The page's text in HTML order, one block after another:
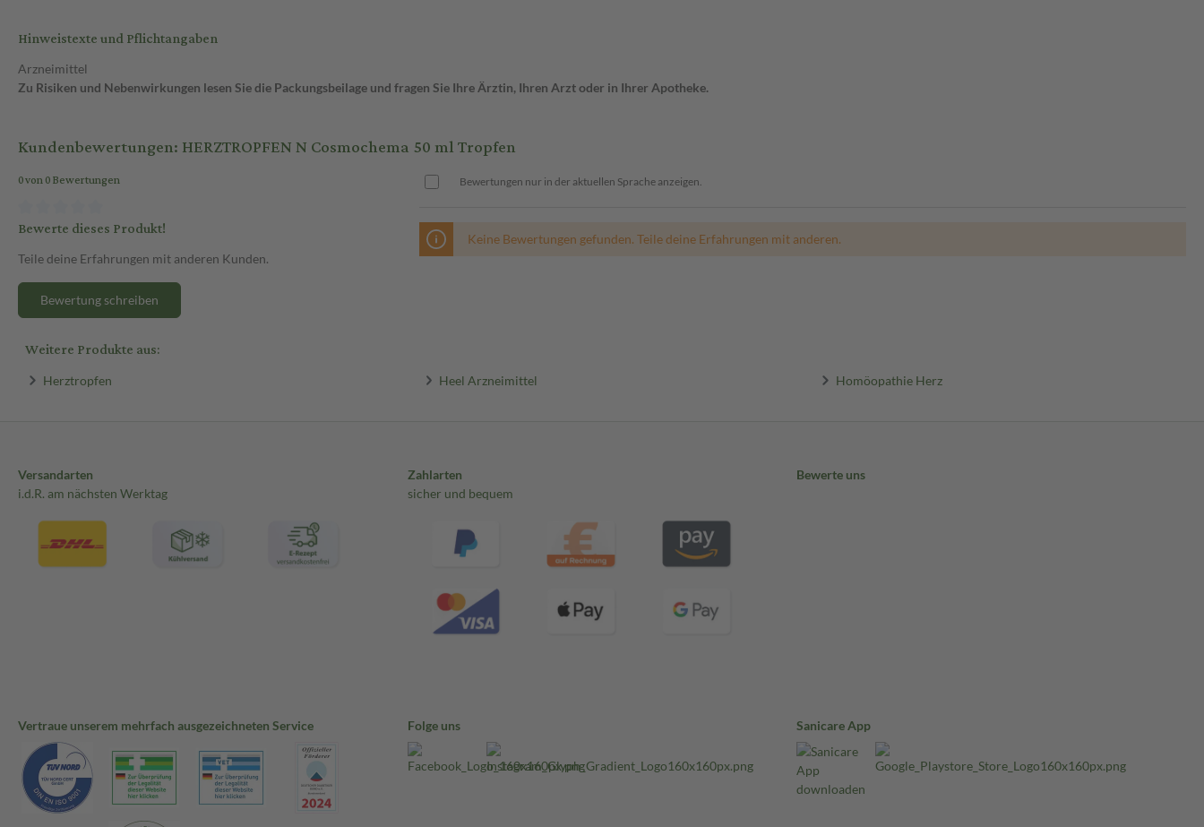
Hinweistexte und Pflichtangaben
Arzneimittel
Zu Risiken und Nebenwirkungen lesen Sie die Packungsbeilage und fragen Sie Ihre Ärztin, Ihren Arzt oder in Ihrer Apotheke.
Kundenbewertungen: HERZTROPFEN N Cosmochema 50 ml Tropfen
0 von 0 Bewertungen
Bewerte dieses Produkt!
Teile deine Erfahrungen mit anderen Kunden.
Bewertung schreiben
Bewertungen nur in der aktuellen Sprache anzeigen.
Keine Bewertungen gefunden. Teile deine Erfahrungen mit anderen.
Weitere Produkte aus:
Herztropfen Heel Arzneimittel Homöopathie Herz
Versandarten
i.d.R. am nächsten Werktag
Zahlarten
sicher und bequem
Bewerte uns
Vertraue unserem mehrfach ausgezeichneten Service Folge uns Sanicare App